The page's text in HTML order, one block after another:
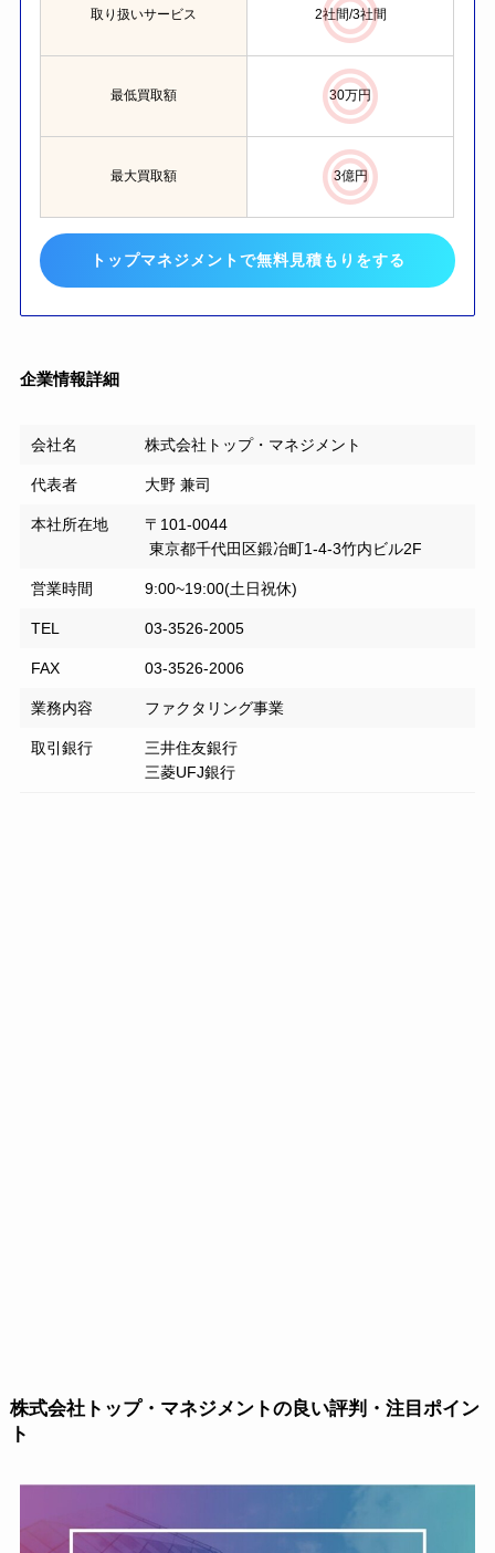
取り扱いサービス 2社間/3社間
最低買取額 30万円
最大買取額 3億円
トップマネジメントで無料見積もりをする
企業情報詳細
会社名 株式会社トップ・マネジメント
代表者 大野 兼司
本社所在地
〒101-0044
東京都千代田区鍛冶町1-4-3竹内ビル2F
営業時間 9:00~19:00(土日祝休)
TEL 03-3526-2005
FAX 03-3526-2006
業務内容 ファクタリング事業
取引銀行
三井住友銀行
三菱UFJ銀行
株式会社トップ・マネジメントの良い評判・注目ポイン
ト